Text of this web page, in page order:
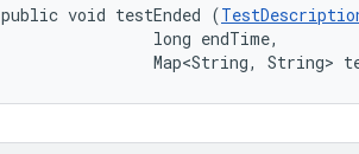
public void testEnded (
                long endTime,
Map<String, String>